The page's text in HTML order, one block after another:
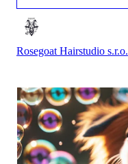
Rosegoat Hairstudio s.r.o.